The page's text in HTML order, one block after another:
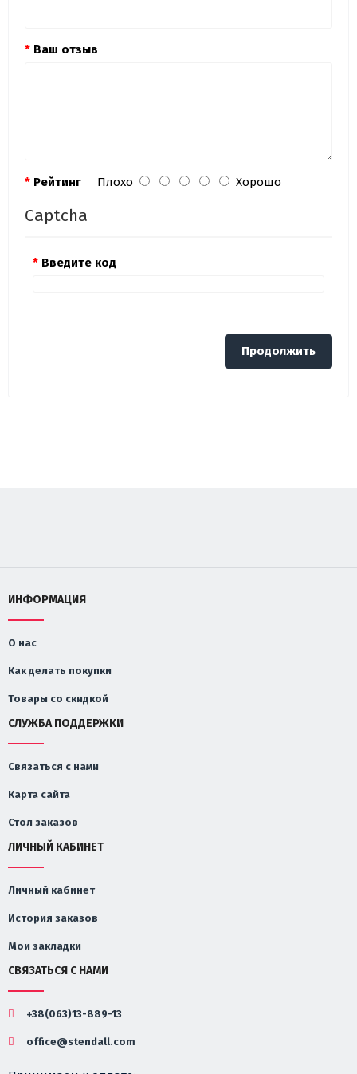
Ваш отзыв
Рейтинг Плохо Хорошо
Captcha
Введите код
Продолжить
ИНФОРМАЦИЯ
О нас
Как делать покупки
Товары со скидкой
СЛУЖБА ПОДДЕРЖКИ
Связаться с нами
Карта сайта
Стол заказов
ЛИЧНЫЙ КАБИНЕТ
Личный кабинет
История заказов
Мои закладки
СВЯЗАТЬСЯ С НАМИ
+38(063)13-889-13
office@stendall.com